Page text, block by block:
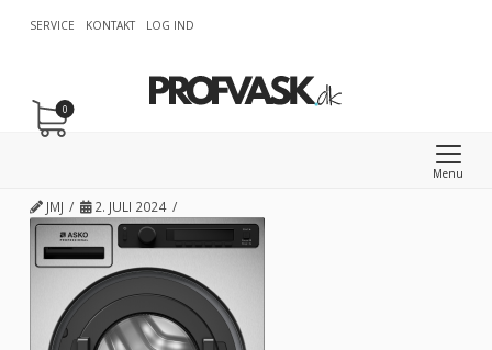
SERVICE KONTAKT LOG IND
Menu
0
JMJ 2. JULI 2024